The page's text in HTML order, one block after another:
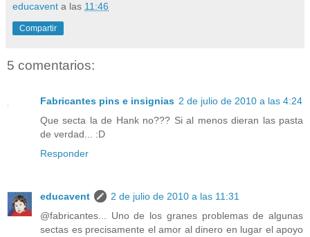
educavent a las 11:46
Compartir
5 comentarios:
Fabricantes pins e insignias 2 de julio de 2010 a las 4:24
Que secta la de Hank no??? Si al menos dieran las pasta
de verdad... :D
Responder
educavent
2 de julio de 2010 a las 11:31
@fabricantes... Uno de los granes problemas de algunas
sectas es precisamente el amor al dinero en lugar el apoyo